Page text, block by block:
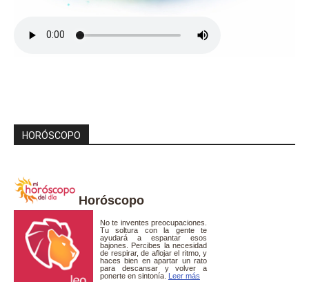
HORÓSCOPO
Horóscopo